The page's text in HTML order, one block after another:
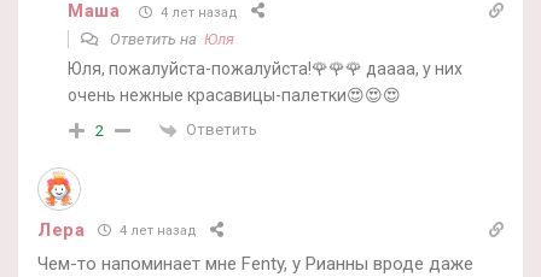
Маша 4 лет назад
Ответить на Юля
Юля, пожалуйста-пожалуйста!🌹🌹🌹 даааа, у них
очень нежные красавицы-палетки😍😍😍
2 Ответить
Лера 4 лет назад
Чем-то напоминает мне Fenty, у Рианны вроде даже